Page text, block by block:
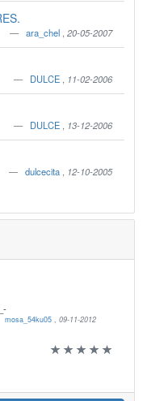
ara_chel 20-05-2007
DULCE 11-02-2006
DULCE 13-12-2006
dulcecita 12-10-2005
mosa_54ku05 , 09-11-2012